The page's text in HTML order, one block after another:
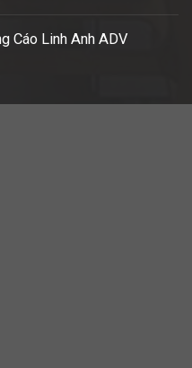
Cáo Linh Anh ADV